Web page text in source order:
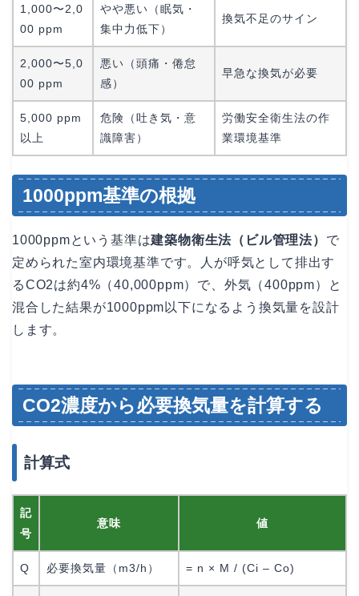
1,000〜2,0
00 ppm
やや悪い（眠気・
集中力低下）
換気不足のサイン
2,000〜5,0
00 ppm
悪い（頭痛・倦怠
感）
早急な換気が必要
5,000 ppm
以上
危険（吐き気・意
識障害）
労働安全衛生法の作
業環境基準
1000ppm基準の根拠
1000ppmという基準は建築物衛生法（ビル管理法） で
定められた室内環境基準です。人が呼気として排出す
るCO2は約4%（40,000ppm）で、外気（400ppm）と
混合した結果が1000ppm以下になるよう換気量を設計
します。
CO2濃度から必要換気量を計算する
計算式
記
号
意味 値
Q 必要換気量（m3/h） = n × M / (Ci – Co)